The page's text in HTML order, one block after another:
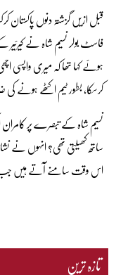
قبل ازیں گزشتہ دنوں
فاسٹ بولر نسیم شاہ نے
ہوئے کہا تھا کہ میری واپسی
کرسکا، بطور ٹیم اکٹھے
نسیم شاہ کے تبصرے پر کامران
ساتھ کھیلتی تھی؟ انہوں نے
اس وقت سامنے آتے ہیں جب
تازہ ترین